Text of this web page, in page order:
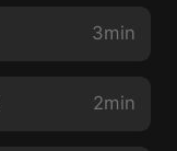
3min
2min